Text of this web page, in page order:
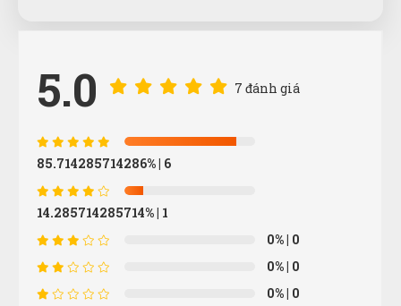
5.0 7 đánh giá
85.714285714286%| 6
14.285714285714%| 1
0%| 0
0%| 0
0%| 0
HT
(Đánh giá 1 năm trước)